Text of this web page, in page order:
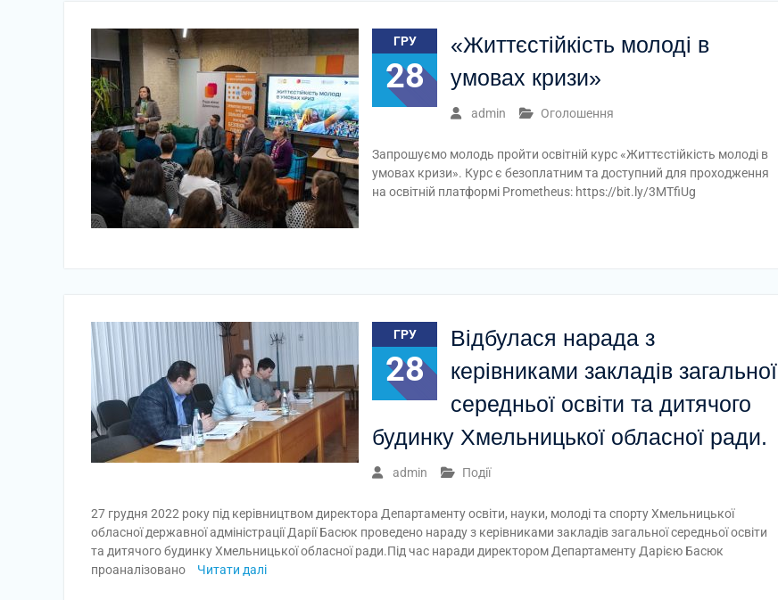
ГРУ
28
«Життєстійкість молоді в
умовах кризи»
admin Оголошення
Запрошуємо молодь пройти освітній курс «Життєстійкість молоді в
умовах кризи». Курс є безоплатним та доступний для проходження
на освітній платформі Prometheus: https://bit.ly/3MTfiUg
ГРУ
28
Відбулася нарада з
керівниками закладів загальної
середньої освіти та дитячого
будинку Хмельницької обласної ради.
admin Події
27 грудня 2022 року під керівництвом директора Департаменту освіти, науки, молоді та спорту Хмельницької
обласної державної адміністрації Дарії Басюк проведено нараду з керівниками закладів загальної середньої освіти
та дитячого будинку Хмельницької обласної ради.Під час наради директором Департаменту Дарією Басюк
проаналізовано
Читати далі